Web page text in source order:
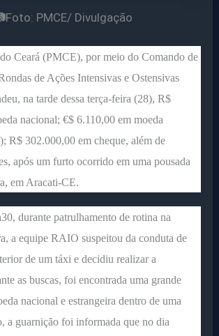
PMCE/ Divulgação
Ceará (PMCE), por meio do Comando de
de Ações Intensivas e Ostensivas
na tarde dessa terça-feira (28), R$
nacional; €$ 6.110,00 em moeda
R$ 302.000,00 em cheque, além de
após um furto ocorrido em uma pousada
em Aracati-CE.
durante patrulhamento de rotina na
a equipe RAIO suspeitou da conduta de
de um táxi e decidiu realizar a
as buscas, foi encontrada uma grande
nacional e estrangeira dentro de uma
a guarnição foi informada que no dia